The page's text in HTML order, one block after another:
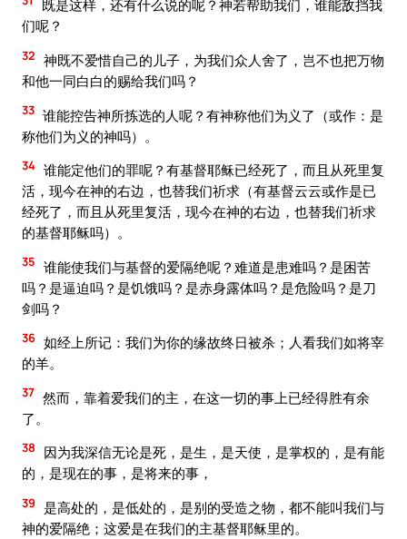
既是这样，还有什么说的呢？神若帮助我们，谁能敌挡我
们呢？
32 神既不爱惜自己的儿子，为我们众人舍了，岂不也把万物
和他一同白白的赐给我们吗？
33 谁能控告神所拣选的人呢？有神称他们为义了（或作：是
称他们为义的神吗）。
34 谁能定他们的罪呢？有基督耶稣已经死了，而且从死里复
活，现今在神的右边，也替我们祈求（有基督云云或作是已
经死了，而且从死里复活，现今在神的右边，也替我们祈求
的基督耶稣吗）。
35 谁能使我们与基督的爱隔绝呢？难道是患难吗？是困苦
吗？是逼迫吗？是饥饿吗？是赤身露体吗？是危险吗？是刀
剑吗？
36 如经上所记：我们为你的缘故终日被杀；人看我们如将宰
的羊。
37 然而，靠着爱我们的主，在这一切的事上已经得胜有余
了。
38
因为我深信无论是死，是生，是天使，是掌权的，是有能
的，是现在的事，是将来的事，
39 是高处的，是低处的，是别的受造之物，都不能叫我们与
神的爱隔绝；这爱是在我们的主基督耶稣里的。